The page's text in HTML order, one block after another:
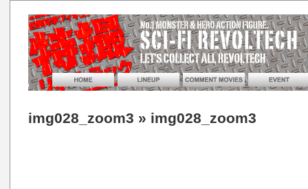
img028_zoom3 » img028_zoom3